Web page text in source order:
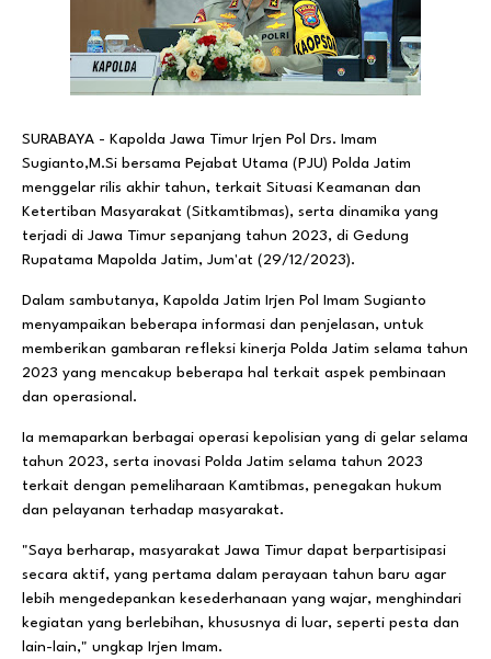
SURABAYA - Kapolda Jawa Timur Irjen Pol Drs. Imam
Sugianto,M.Si bersama Pejabat Utama (PJU) Polda Jatim
menggelar rilis akhir tahun, terkait Situasi Keamanan dan
Ketertiban Masyarakat (Sitkamtibmas), serta dinamika yang
terjadi di Jawa Timur sepanjang tahun 2023, di Gedung
Rupatama Mapolda Jatim, Jum'at (29/12/2023).
Dalam sambutanya, Kapolda Jatim Irjen Pol Imam Sugianto
menyampaikan beberapa informasi dan penjelasan, untuk
memberikan gambaran refleksi kinerja Polda Jatim selama tahun
2023 yang mencakup beberapa hal terkait aspek pembinaan
dan operasional.
Ia memaparkan berbagai operasi kepolisian yang di gelar selama
tahun 2023, serta inovasi Polda Jatim selama tahun 2023
terkait dengan pemeliharaan Kamtibmas, penegakan hukum
dan pelayanan terhadap masyarakat.
"Saya berharap, masyarakat Jawa Timur dapat berpartisipasi
secara aktif, yang pertama dalam perayaan tahun baru agar
lebih mengedepankan kesederhanaan yang wajar, menghindari
kegiatan yang berlebihan, khususnya di luar, seperti pesta dan
lain-lain," ungkap Irjen Imam.